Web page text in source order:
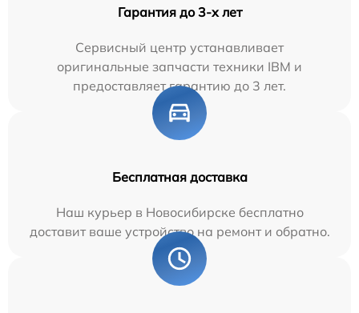
Гарантия до 3-х лет
Сервисный центр устанавливает
оригинальные запчасти техники IBM и
предоставляет гарантию до 3 лет.
Бесплатная доставка
Наш курьер в Новосибирске бесплатно
доставит ваше устройство на ремонт и обратно.